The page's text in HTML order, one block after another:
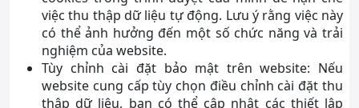
việc thu thập dữ liệu tự động. Lưu ý rằng việc này
có thể ảnh hưởng đến một số chức năng và trải
nghiệm của website.
Tùy chỉnh cài đặt bảo mật trên website: Nếu
website cung cấp tùy chọn điều chỉnh cài đặt thu
thập dữ liệu, bạn có thể cập nhật các thiết lập